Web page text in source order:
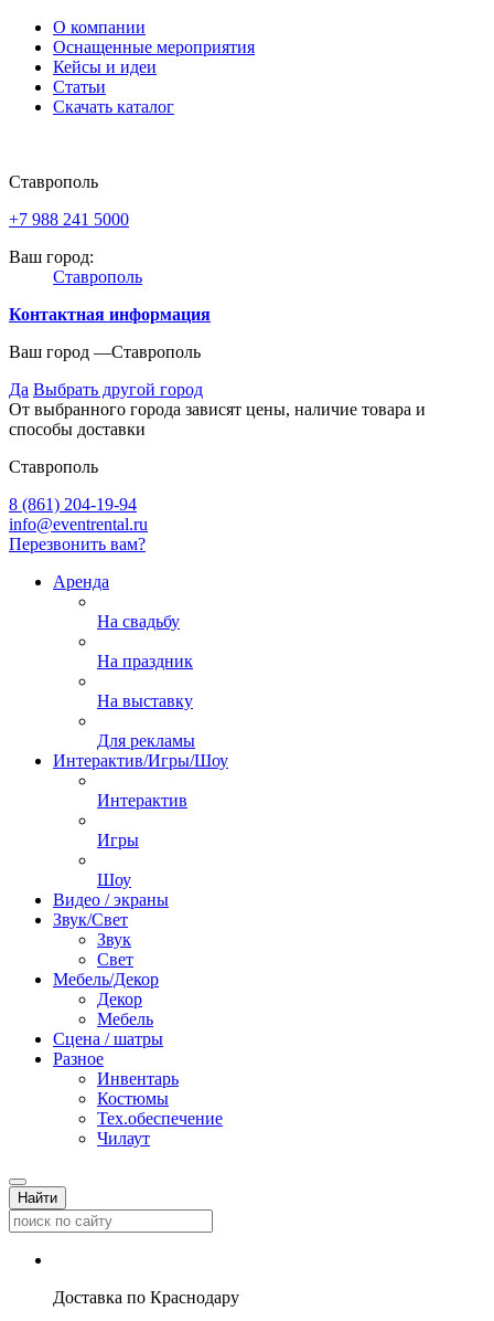
О компании
Оснащенные мероприятия
Кейсы и идеи
Статьи
Скачать каталог
Ставрополь
+7 988 241 5000
Ваш город:
Ставрополь
Контактная информация
Ваш город —Ставрополь
Да Выбрать другой город
От выбранного города зависят цены, наличие товара и
способы доставки
Ставрополь
8 (861) 204-19-94
info@eventrental.ru
Перезвонить вам?
Аренда
На свадьбу
На праздник
На выставку
Для рекламы
Интерактив/Игры/Шоу
Интерактив
Игры
Шоу
Видео / экраны
Звук/Свет
Звук
Свет
Мебель/Декор
Декор
Мебель
Сцена / шатры
Разное
Инвентарь
Костюмы
Тех.обеспечение
Чилаут
Найти
Доставка по Краснодару